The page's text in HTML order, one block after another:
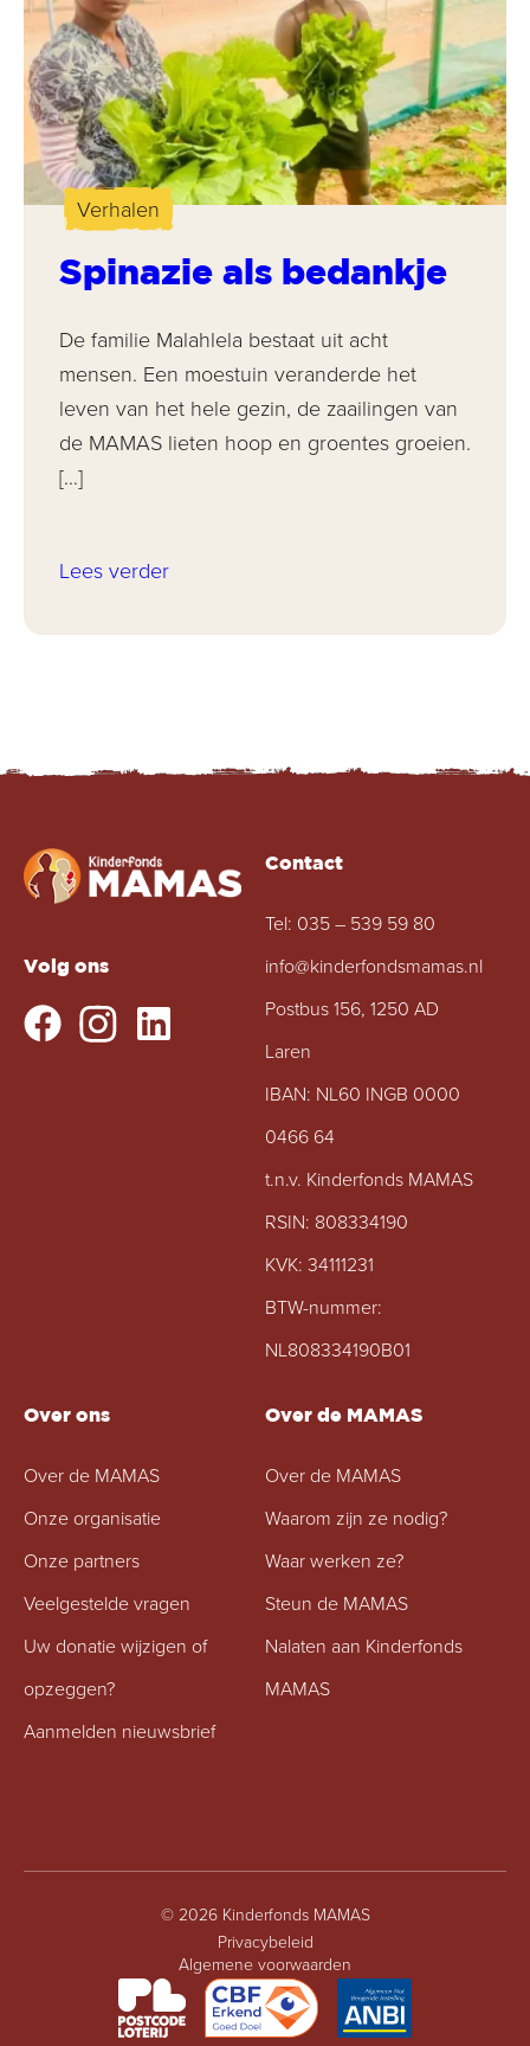
Verhalen
Spinazie als bedankje
De familie Malahlela bestaat uit acht
mensen. Een moestuin veranderde het
leven van het hele gezin, de zaailingen van
de MAMAS lieten hoop en groentes groeien.
[…]
Lees verder
Volg ons
Contact
Tel: 035 – 539 59 80
info@kinderfondsmamas.nl
Postbus 156, 1250 AD
Laren
IBAN: NL60 INGB 0000
0466 64
t.n.v. Kinderfonds MAMAS
RSIN: 808334190
KVK: 34111231
BTW-nummer:
NL808334190B01
Over ons
Over de MAMAS
Onze organisatie
Onze partners
Veelgestelde vragen
Uw donatie wijzigen of
opzeggen?
Aanmelden nieuwsbrief
Over de MAMAS
Over de MAMAS
Waarom zijn ze nodig?
Waar werken ze?
Steun de MAMAS
Nalaten aan Kinderfonds
MAMAS
© 2026 Kinderfonds MAMAS
Privacybeleid
Algemene voorwaarden